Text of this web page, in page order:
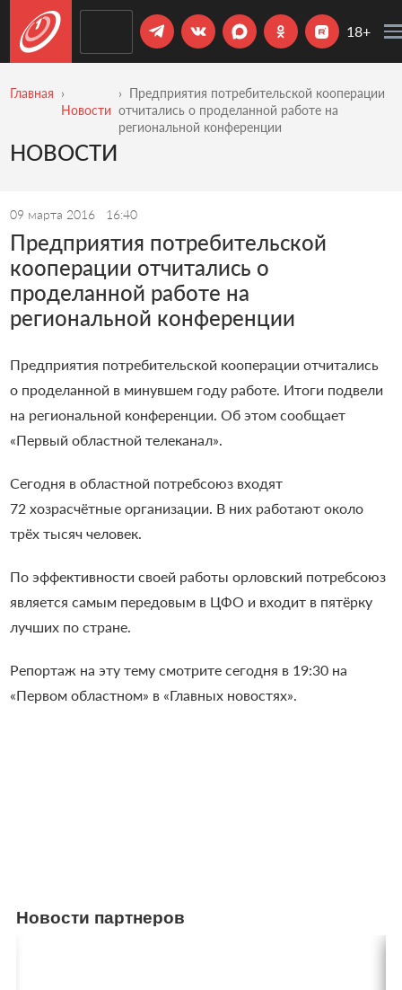
18+
Главная
Новости
Предприятия потребительской кооперации
отчитались о проделанной работе на
региональной конференции
НОВОСТИ
09 марта 2016 16:40
Предприятия потребительской
кооперации отчитались о
проделанной работе на
региональной конференции
Предприятия потребительской кооперации отчитались
о проделанной в минувшем году работе. Итоги подвели
на региональной конференции. Об этом сообщает
«Первый областной телеканал».
Сегодня в областной потребсоюз входят
72 хозрасчётные организации. В них работают около
трёх тысяч человек.
По эффективности своей работы орловский потребсоюз
является самым передовым в ЦФО и входит в пятёрку
лучших по стране.
Репортаж на эту тему смотрите сегодня в 19:30 на
«Первом областном» в «Главных новостях».
Новости партнеров